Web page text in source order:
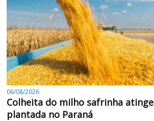
06/08/2026
Colheita do milho safrinha atinge
plantada no Paraná